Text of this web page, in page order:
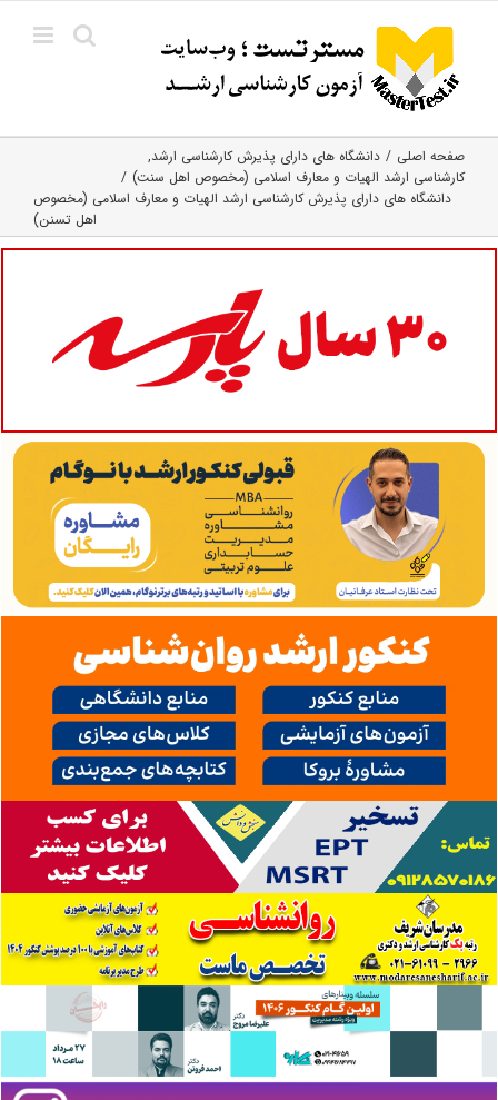
content
صفحه اصلی
دانشگاه های دارای پذیرش کارشناسی ارشد
کارشناسی ارشد الهیات و معارف اسلامی (مخصوص اهل سنت)
دانشگاه های دارای پذیرش کارشناسی ارشد الهیات و معارف اسلامی (مخصوص
اهل تسنن)